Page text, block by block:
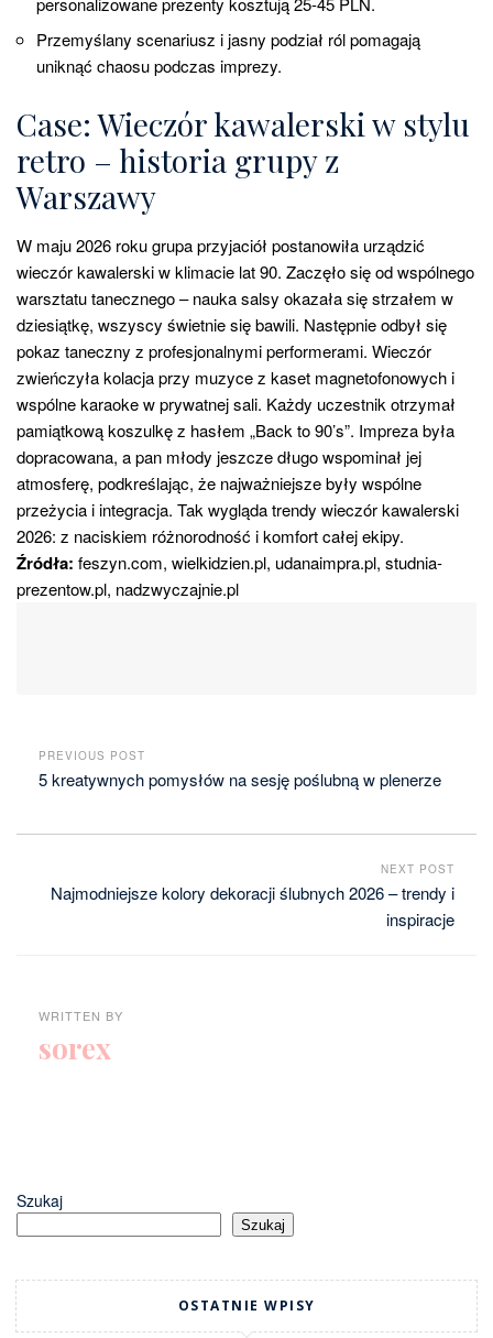
Przemyślany scenariusz i jasny podział ról pomagają
uniknąć chaosu podczas imprezy.
Case: Wieczór kawalerski w stylu
retro – historia grupy z
Warszawy
W maju 2026 roku grupa przyjaciół postanowiła urządzić
wieczór kawalerski w klimacie lat 90. Zaczęło się od wspólnego
warsztatu tanecznego – nauka salsy okazała się strzałem w
dziesiątkę, wszyscy świetnie się bawili. Następnie odbył się
pokaz taneczny z profesjonalnymi performerami. Wieczór
zwieńczyła kolacja przy muzyce z kaset magnetofonowych i
wspólne karaoke w prywatnej sali. Każdy uczestnik otrzymał
pamiątkową koszulkę z hasłem „Back to 90’s”. Impreza była
dopracowana, a pan młody jeszcze długo wspominał jej
atmosferę, podkreślając, że najważniejsze były wspólne
przeżycia i integracja. Tak wygląda trendy wieczór kawalerski
2026: z naciskiem różnorodność i komfort całej ekipy.
Źródła: feszyn.com, wielkidzien.pl, udanaimpra.pl, studnia-
prezentow.pl, nadzwyczajnie.pl
PREVIOUS POST
5 kreatywnych pomysłów na sesję poślubną w plenerze
NEXT POST
Najmodniejsze kolory dekoracji ślubnych 2026 – trendy i
inspiracje
WRITTEN BY
sorex
Szukaj
Szukaj
OSTATNIE WPISY